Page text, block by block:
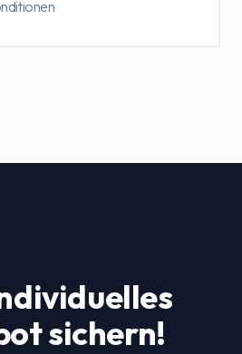
sichern!